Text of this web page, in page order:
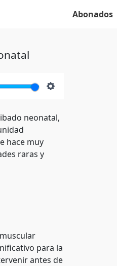
Abonados
neonatal,
hace muy
raras y
para la
antes de